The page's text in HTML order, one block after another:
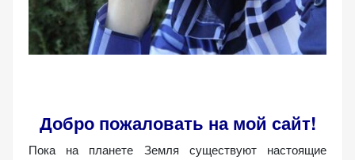
Добро пожаловать на мой сайт!
Пока на планете Земля существуют настоящие